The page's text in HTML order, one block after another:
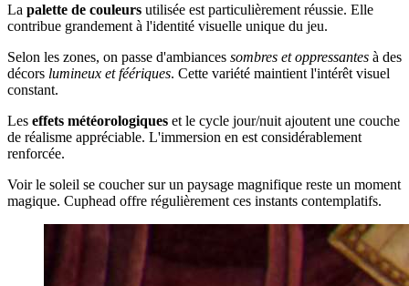
La palette de couleurs utilisée est particulièrement réussie. Elle
contribue grandement à l'identité visuelle unique du jeu.
Selon les zones, on passe d'ambiances sombres et oppressantes à des
décors lumineux et féériques. Cette variété maintient l'intérêt visuel
constant.
Les effets météorologiques et le cycle jour/nuit ajoutent une couche
de réalisme appréciable. L'immersion en est considérablement
renforcée.
Voir le soleil se coucher sur un paysage magnifique reste un moment
magique. Cuphead offre régulièrement ces instants contemplatifs.